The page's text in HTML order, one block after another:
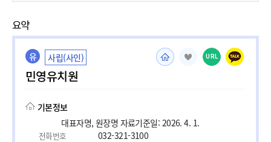
요약
유 사립(사인)
민영유치원
URL
기본정보
대표자명, 원장명 자료기준일: 2026. 4. 1.
전화번호
032-321-3100